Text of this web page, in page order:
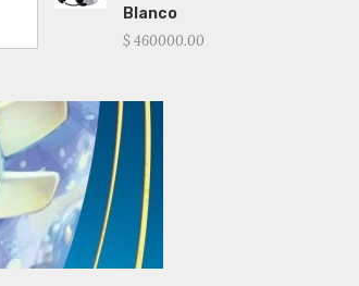
Blanco
$ 460000.00